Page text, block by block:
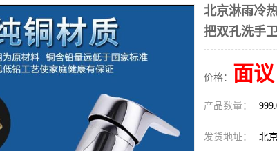
北京淋雨冷
把双孔洗手
价格： 面议
产品数量：
发货地址： 北